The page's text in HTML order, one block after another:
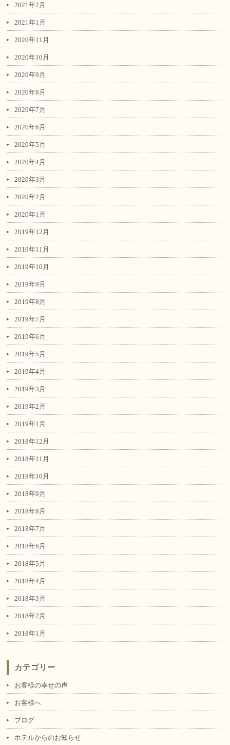
2021年2月
2021年1月
2020年11月
2020年10月
2020年9月
2020年8月
2020年7月
2020年6月
2020年5月
2020年4月
2020年3月
2020年2月
2020年1月
2019年12月
2019年11月
2019年10月
2019年9月
2019年8月
2019年7月
2019年6月
2019年5月
2019年4月
2019年3月
2019年2月
2019年1月
2018年12月
2018年11月
2018年10月
2018年9月
2018年8月
2018年7月
2018年6月
2018年5月
2018年4月
2018年3月
2018年2月
2018年1月
カテゴリー
お客様の幸せの声
お客様へ
ブログ
ホテルからのお知らせ